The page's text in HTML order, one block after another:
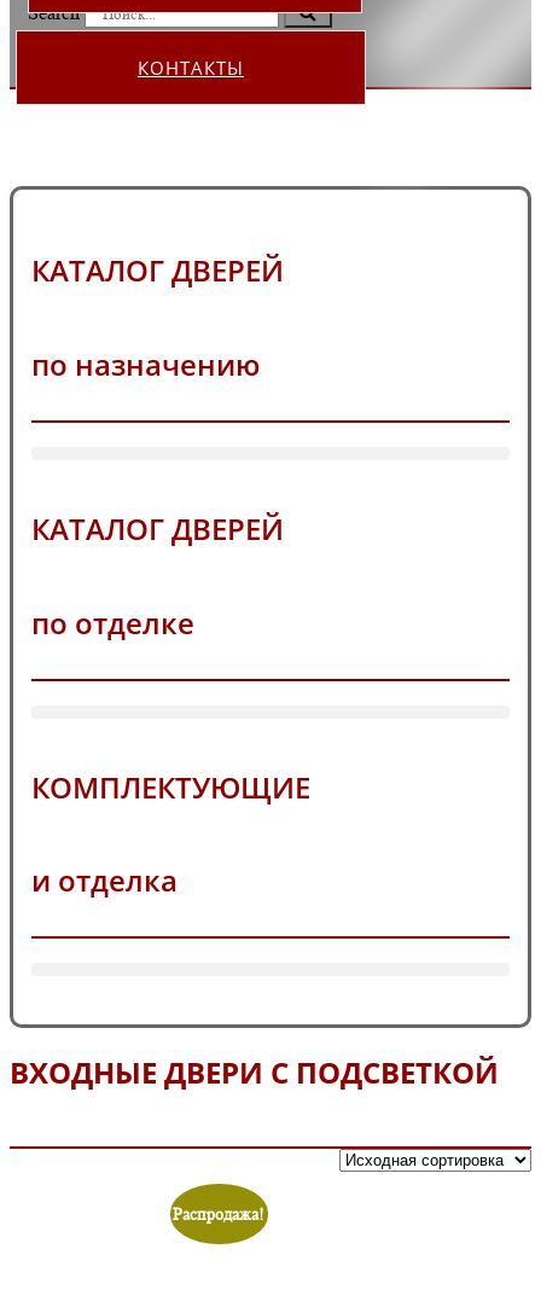
Search
КОНТАКТЫ
КАТАЛОГ ДВЕРЕЙ
по назначению
КАТАЛОГ ДВЕРЕЙ
по отделке
КОМПЛЕКТУЮЩИЕ
и отделка
ВХОДНЫЕ ДВЕРИ С ПОДСВЕТКОЙ
Распродажа!